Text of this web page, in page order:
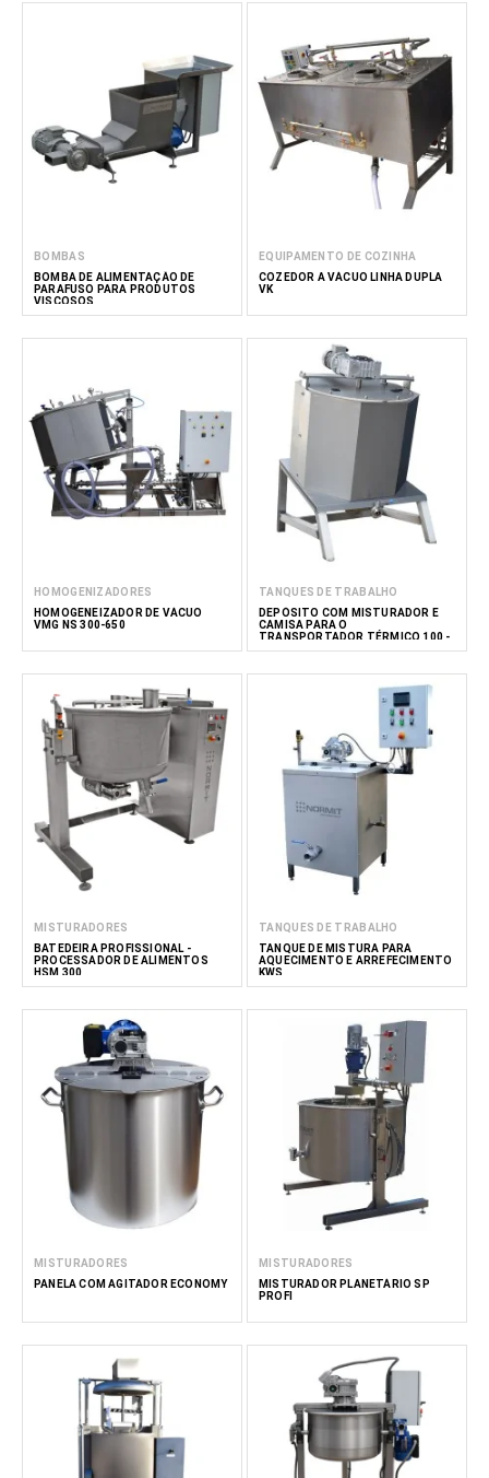
BOMBAS
BOMBA DE ALIMENTAÇÃO DE
PARAFUSO PARA PRODUTOS
VISCOSOS
EQUIPAMENTO DE COZINHA
COZEDOR A VÁCUO LINHA DUPLA
VK
HOMOGENIZADORES
HOMOGENEIZADOR DE VÁCUO
VMG NS 300-650
TANQUES DE TRABALHO
DEPÓSITO COM MISTURADOR E
CAMISA PARA O
TRANSPORTADOR TÉRMICO 100 -
900 L
MISTURADORES
BATEDEIRA PROFISSIONAL -
PROCESSADOR DE ALIMENTOS
HSM 300
TANQUES DE TRABALHO
TANQUE DE MISTURA PARA
AQUECIMENTO E ARREFECIMENTO
KWS
MISTURADORES
PANELA COM AGITADOR ECONOMY
MISTURADORES
MISTURADOR PLANETÁRIO SP
PROFI